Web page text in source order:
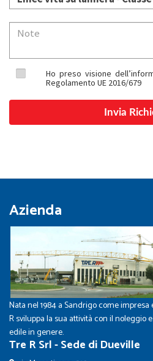
Ho preso visione
Regolamento UE 2016/679
Azienda
Nata nel 1984 a Sandrigo come
R sviluppa la sua attività con il noleggio
edile in genere.
Tre R Srl - Sede di Dueville